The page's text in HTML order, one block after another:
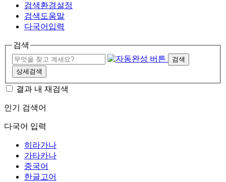
검색환경설정
검색도움말
다국어입력
검색
검색
상세검색
결과 내 재검색
인기 검색어
다국어 입력
히라가나
가타카나
중국어
한글고어